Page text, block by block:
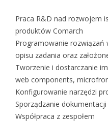
Praca R&D nad rozwojem
produktów Comarch
Programowanie rozwiązań
opisu zadania oraz
Tworzenie i dostarczanie
web components,
Konfigurowanie narzędzi
Sporządzanie
Współpraca z zespołem